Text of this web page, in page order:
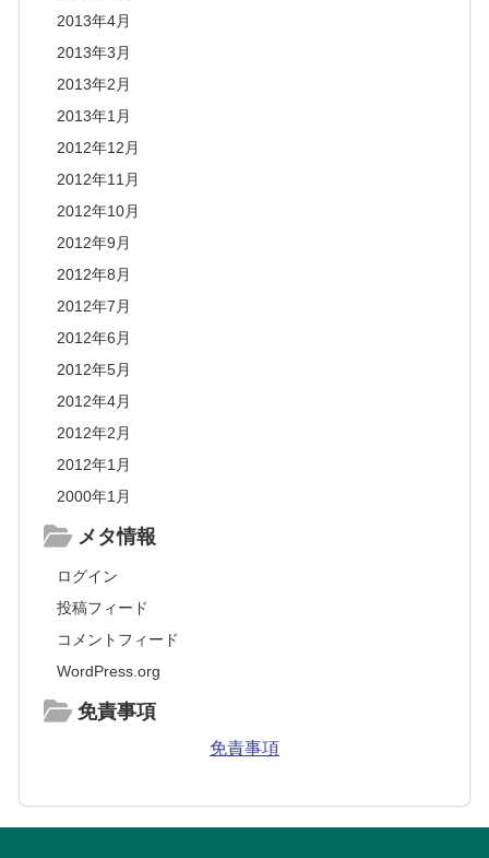
2013年4月
2013年3月
2013年2月
2013年1月
2012年12月
2012年11月
2012年10月
2012年9月
2012年8月
2012年7月
2012年6月
2012年5月
2012年4月
2012年2月
2012年1月
2000年1月
メタ情報
ログイン
投稿フィード
コメントフィード
WordPress.org
免責事項
免責事項